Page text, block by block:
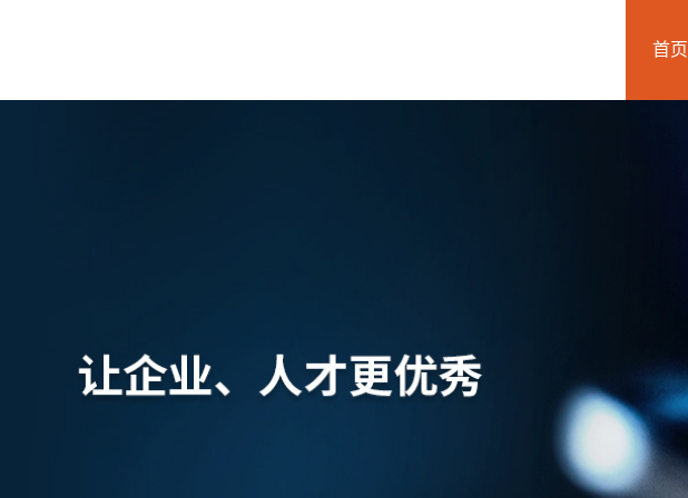
首页